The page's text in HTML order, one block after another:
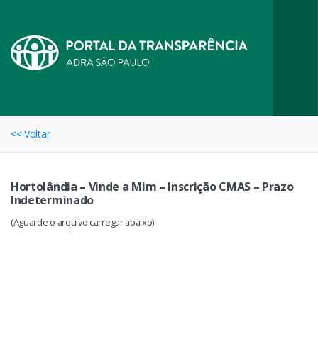
<< Voltar
Hortolândia – Vinde a Mim – Inscrição CMAS – Prazo
Indeterminado
(Aguarde o arquivo carregar abaixo)